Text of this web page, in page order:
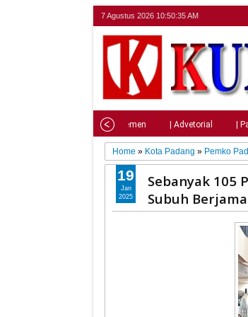
7 Agustus 2026 10:50:36 AM
| Parlemen | Advetorial |
Home » Kota Padang » Pemko
Sebanyak 105
Subuh
19
Jan
2025